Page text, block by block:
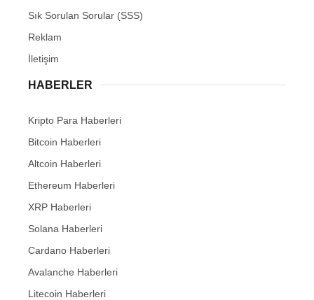
Sık Sorulan Sorular (SSS)
Reklam
İletişim
HABERLER
Kripto Para Haberleri
Bitcoin Haberleri
Altcoin Haberleri
Ethereum Haberleri
XRP Haberleri
Solana Haberleri
Cardano Haberleri
Avalanche Haberleri
Litecoin Haberleri